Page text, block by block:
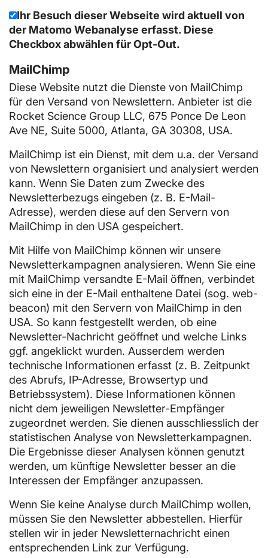
Ihr Besuch dieser Webseite wird aktuell von
der Matomo Webanalyse erfasst. Diese
Checkbox abwählen für Opt-Out.
MailChimp
Diese Website nutzt die Dienste von MailChimp
für den Versand von Newslettern. Anbieter ist die
Rocket Science Group LLC, 675 Ponce De Leon
Ave NE, Suite 5000, Atlanta, GA 30308, USA.
MailChimp ist ein Dienst, mit dem u.a. der Versand
von Newslettern organisiert und analysiert werden
kann. Wenn Sie Daten zum Zwecke des
Newsletterbezugs eingeben (z. B. E-Mail-
Adresse), werden diese auf den Servern von
MailChimp in den USA gespeichert.
Mit Hilfe von MailChimp können wir unsere
Newsletterkampagnen analysieren. Wenn Sie eine
mit MailChimp versandte E-Mail öffnen, verbindet
sich eine in der E-Mail enthaltene Datei (sog. web-
beacon) mit den Servern von MailChimp in den
USA. So kann festgestellt werden, ob eine
Newsletter-Nachricht geöffnet und welche Links
ggf. angeklickt wurden. Ausserdem werden
technische Informationen erfasst (z. B. Zeitpunkt
des Abrufs, IP-Adresse, Browsertyp und
Betriebssystem). Diese Informationen können
nicht dem jeweiligen Newsletter-Empfänger
zugeordnet werden. Sie dienen ausschliesslich der
statistischen Analyse von Newsletterkampagnen.
Die Ergebnisse dieser Analysen können genutzt
werden, um künftige Newsletter besser an die
Interessen der Empfänger anzupassen.
Wenn Sie keine Analyse durch MailChimp wollen,
müssen Sie den Newsletter abbestellen. Hierfür
stellen wir in jeder Newsletternachricht einen
entsprechenden Link zur Verfügung.